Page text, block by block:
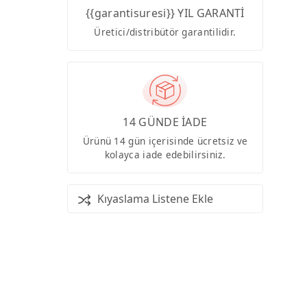
{{garantisuresi}} YIL GARANTİ
Üretici/distribütör garantilidir.
14 GÜNDE İADE
Ürünü 14 gün içerisinde ücretsiz ve
kolayca iade edebilirsiniz.
Kıyaslama Listene Ekle